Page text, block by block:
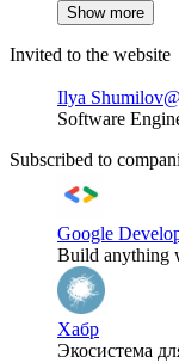
Show more
Invited to the website
Ilya Shumilov
Software
Subscribed to
Google
Build anything
Хабр
Экосистема